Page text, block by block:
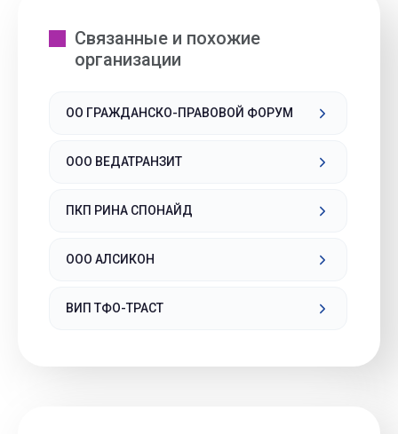
Связанные и похожие
организации
ОО ГРАЖДАНСКО-ПРАВОВОЙ ФОРУМ
ООО ВЕДАТРАНЗИТ
ПКП РИНА СПОНАЙД
ООО АЛСИКОН
ВИП ТФО-ТРАСТ